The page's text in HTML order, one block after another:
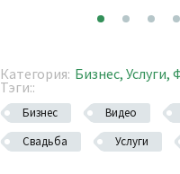
Категория: Бизнес, Услуги,
Тэги::
Бизнес Видео
Свадьба
Услуги